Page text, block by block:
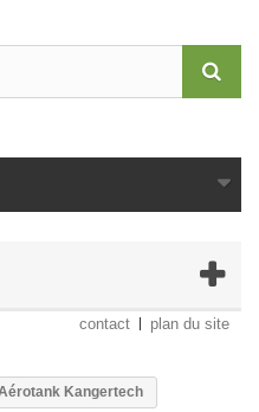
contact plan du site
Kangertech